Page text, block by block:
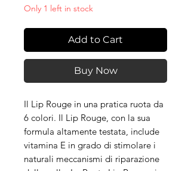
Only 1 left in stock
Add to Cart
Buy Now
Il Lip Rouge in una pratica ruota da
6 colori. Il Lip Rouge, con la sua
formula altamente testata, include
vitamina E in grado di stimolare i
naturali meccanismi di riparazione